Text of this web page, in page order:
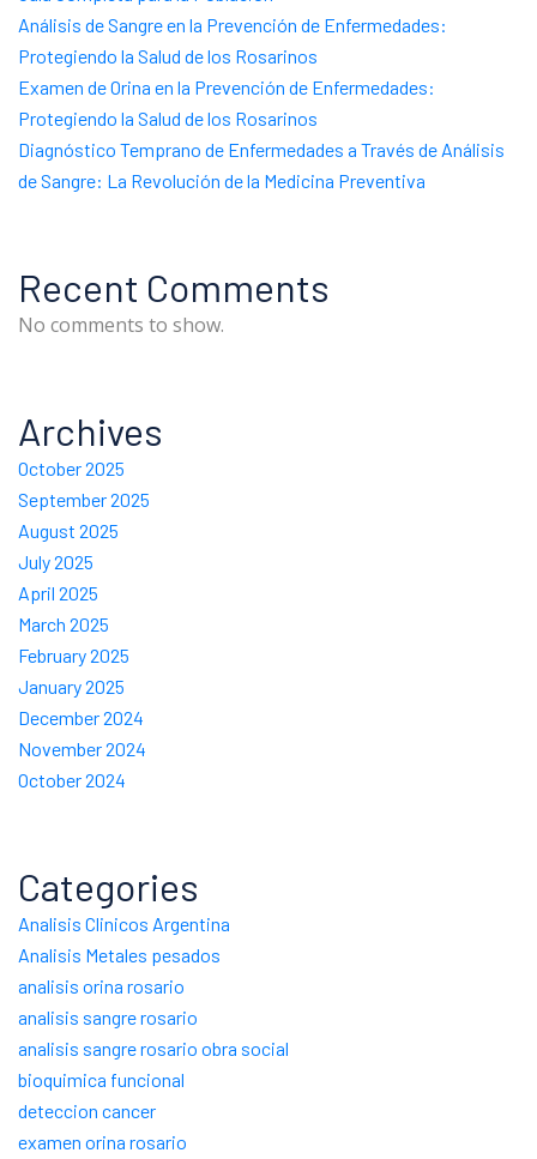
Análisis de Sangre en la Prevención de Enfermedades:
Protegiendo la Salud de los Rosarinos
Examen de Orina en la Prevención de Enfermedades:
Protegiendo la Salud de los Rosarinos
Diagnóstico Temprano de Enfermedades a Través de Análisis
de Sangre: La Revolución de la Medicina Preventiva
Recent Comments
No comments to show.
Archives
October 2025
September 2025
August 2025
July 2025
April 2025
March 2025
February 2025
January 2025
December 2024
November 2024
October 2024
Categories
Analisis Clinicos Argentina
Analisis Metales pesados
analisis orina rosario
analisis sangre rosario
analisis sangre rosario obra social
bioquimica funcional
deteccion cancer
examen orina rosario